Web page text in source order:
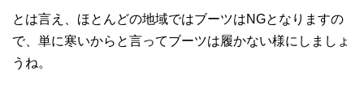
とは言え、ほとんどの地域ではブーツはNGとなりますの
で、単に寒いからと言ってブーツは履かない様にしましょ
うね。